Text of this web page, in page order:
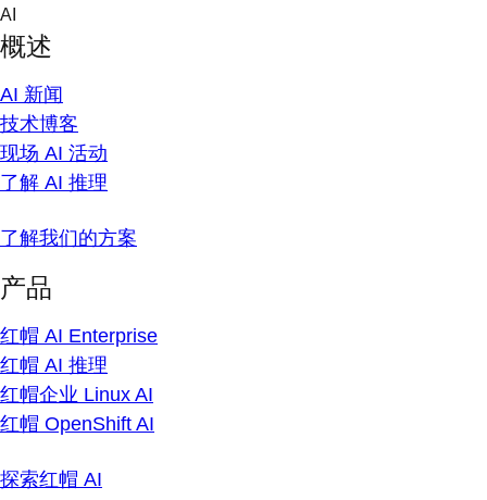
Skip
content
AI
概述
AI 新闻
技术博客
现场 AI 活动
了解 AI 推理
了解我们的方案
产品
红帽 AI Enterprise
红帽 AI 推理
红帽企业 Linux AI
红帽 OpenShift AI
探索红帽 AI